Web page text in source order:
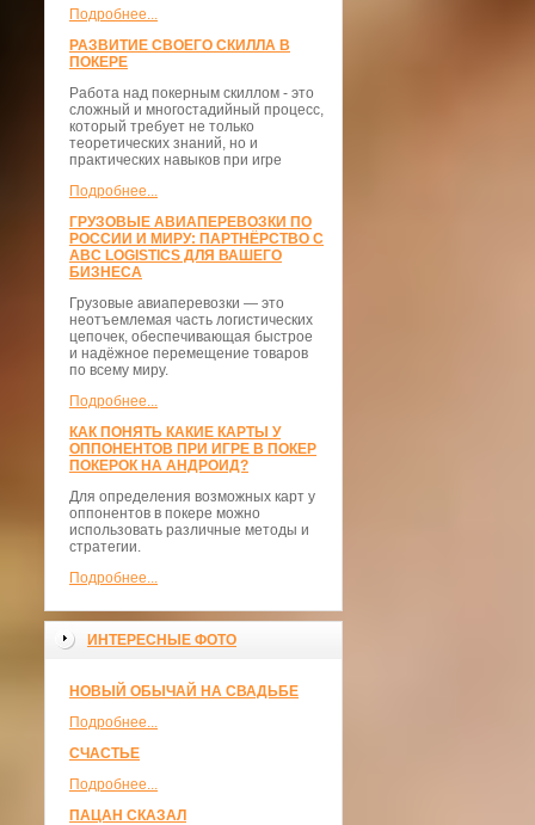
Подробнее...
РАЗВИТИЕ СВОЕГО СКИЛЛА В
ПОКЕРЕ
Работа над покерным скиллом - это
сложный и многостадийный процесс,
который требует не только
теоретических знаний, но и
практических навыков при игре
Подробнее...
ГРУЗОВЫЕ АВИАПЕРЕВОЗКИ ПО
РОССИИ И МИРУ: ПАРТНЁРСТВО С
ABC LOGISTICS ДЛЯ ВАШЕГО
БИЗНЕСА
Грузовые авиаперевозки — это
неотъемлемая часть логистических
цепочек, обеспечивающая быстрое
и надёжное перемещение товаров
по всему миру.
Подробнее...
КАК ПОНЯТЬ КАКИЕ КАРТЫ У
ОППОНЕНТОВ ПРИ ИГРЕ В ПОКЕР
ПОКЕРОК НА АНДРОИД?
Для определения возможных карт у
оппонентов в покере можно
использовать различные методы и
стратегии.
Подробнее...
ИНТЕРЕСНЫЕ ФОТО
НОВЫЙ ОБЫЧАЙ НА СВАДЬБЕ
Подробнее...
СЧАСТЬЕ
Подробнее...
ПАЦАН СКАЗАЛ